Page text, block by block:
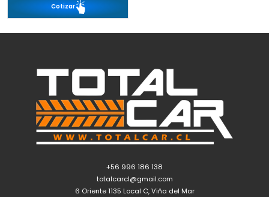
Cotizar
+56 996 186 138
totalcarcl@gmail.com
6 Oriente 1135 Local C, Viña del Mar